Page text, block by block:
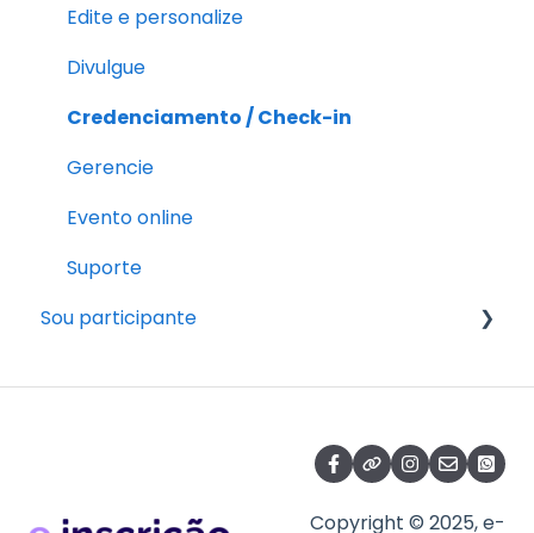
Edite e personalize
Divulgue
Credenciamento / Check-in
Gerencie
Evento online
Suporte
Sou participante
Copyright © 2025, e-